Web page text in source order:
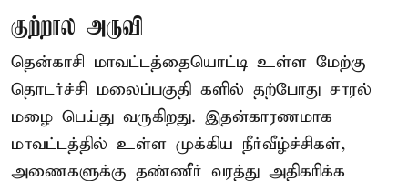
குற்றால அருவி
தென்காசி மாவட்டத்தையொட்டி உள்ள மேற்கு
தொடர்ச்சி மலைப்பகுதி களில் தற்போது சாரல்
மழை பெய்து வருகிறது. இதன்காரணமாக
மாவட்டத்தில் உள்ள முக்கிய நீர்வீழ்ச்சிகள்,
அணைகளுக்கு தண்ணீர் வரத்து அதிகரிக்க